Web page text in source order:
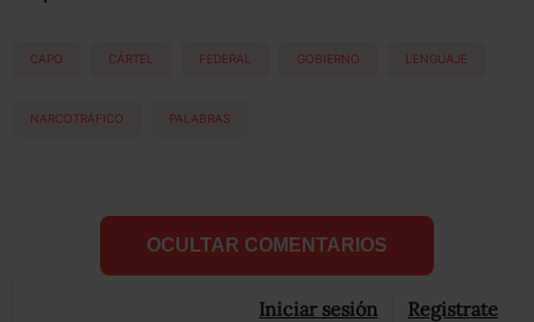
CAPO CÁRTEL FEDERAL GOBIERNO LENGUAJE
NARCOTRÁFICO PALABRAS
OCULTAR COMENTARIOS
Iniciar sesión Registrate